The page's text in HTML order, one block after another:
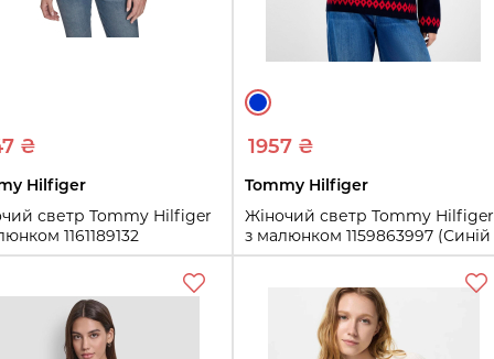
₴
Hilfiger
светр Tommy Hilfiger
1161189132
S)
L XL
Купити
1957 ₴
Tommy Hilfiger
Жіночий светр Tommy Hilfiger
з малюнком 1159863997 (Синій
S)
Купити